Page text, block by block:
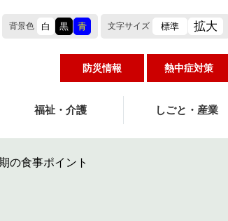
背景色 白 黒 青 文字サイズ 標準 拡大
防災情報 熱中症対策
福祉・介護 しごと・産業
の食事ポイント